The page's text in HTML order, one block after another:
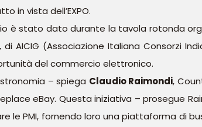
in vista dell’EXPO.
è stato dato durante la tavola rotonda
di AICIG (Associazione Italiana Consorzi
del commercio elettronico.
– spiega Claudio Raimondi,
eBay. Questa iniziativa – prosegue
le PMI, fornendo loro una piattaforma di